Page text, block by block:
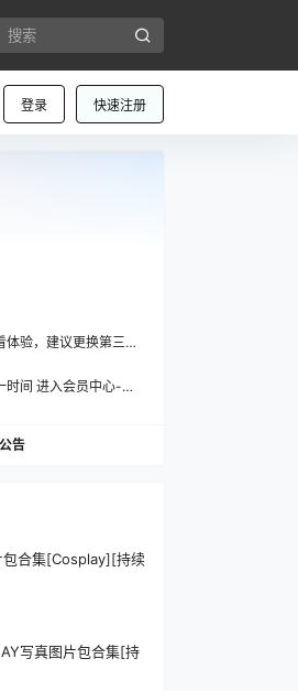
登录 快速注册
议更换第三方浏览器访问泡面站
中心-我的设置中为您的账号绑定邮箱!
告
包合集[Cosplay][持续
写真图片包合集[持